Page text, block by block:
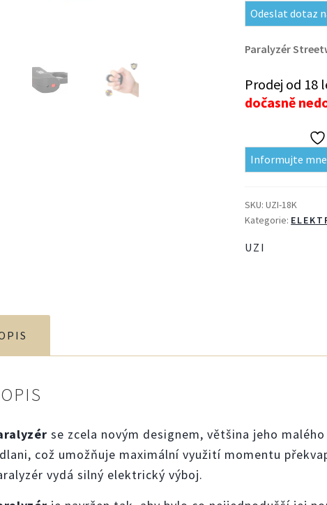
Odeslat dotaz
Paralyzér
Prodej od 18
dočasně
Informujte
SKU:UZI-18K
Kategorie:
UZI
se zcela novým designem, většina jeho
což umožňuje maximální využití momentu
vydá silný elektrický výboj.